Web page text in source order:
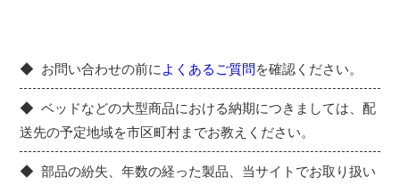
お問い合わせの前に よくあるご質問を確認ください。
ベッドなどの大型商品における納期につきましては、配
送先の予定地域を市区町村までお教えください。
部品の紛失、年数の経った製品、当サイトでお取り扱い